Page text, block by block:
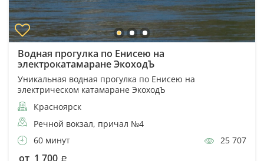
Водная прогулка по Енисею на
электрокатамаране ЭкоходЪ
Уникальная водная прогулка по Енисею на
электрическом катамаране ЭкоходЪ
Красноярск
Речной вокзал, причал №4
60 минут
25 707
от 1 700